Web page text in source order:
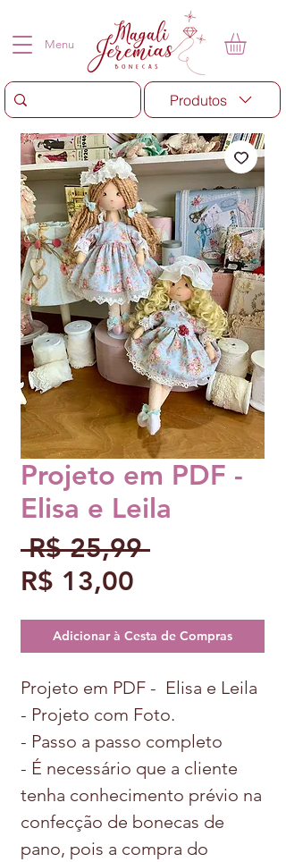
Menu
Produtos
Projeto em PDF -
Elisa e Leila
R$ 25,99 Preço
R$ 13,00
promocional
Adicionar à Cesta de Compras
Projeto em PDF - Elisa e Leila
- Projeto com Foto.
- Passo a passo completo
- É necessário que a cliente
tenha conhecimento prévio na
confecção de bonecas de
pano, pois a compra do